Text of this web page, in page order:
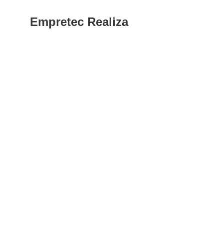
Empretec Realiza